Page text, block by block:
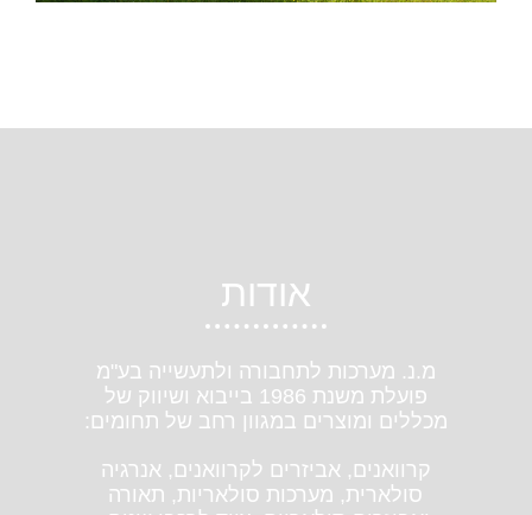
אודות
מ.נ. מערכות לתחבורה ולתעשייה בע"מ
פועלת משנת 1986 בייבוא ושיווק של
מכללים ומוצרים במגוון רחב של תחומים:
קרוואנים, אביזרים לקרוואנים, אנרגיה
סולארית, מערכות סולאריות, תאורה